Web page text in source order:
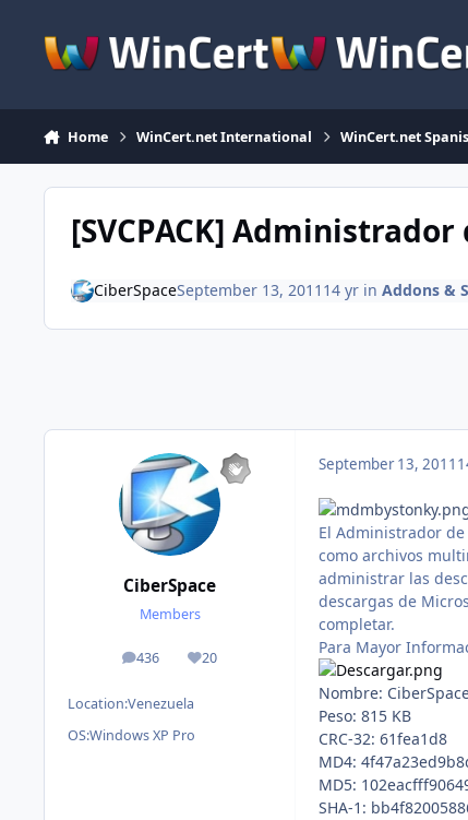
Home WinCert.net International WinCert.net
[SVCPACK]
CiberSpaceSeptember 13, 2011 14 yrin Addons &
CiberSpace
Members
436
posts 20
Reputation
Location:Venezuela
OS:Windows XP Pro
September 13, 2011
El Administrador
como archivos
administrar las
descargas de
completar.
Para Mayor
Nombre:
Peso: 815 KB
CRC-32: 61fea1d8
MD4:
MD5:
SHA-1: